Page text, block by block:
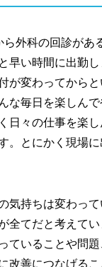
外科の回診があ
早い時間に出勤
が変わってから
な毎日を楽しん
日々の仕事を楽
。とにかく現場
気持ちは変わっ
全てだと考えて
ていることや問
改善につなげるこ